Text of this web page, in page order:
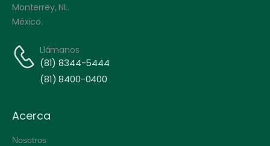
Monterrey, NL.
México.
Llámanos
(81) 8344-5444
(81) 8400-0400
Acerca
Nosotros